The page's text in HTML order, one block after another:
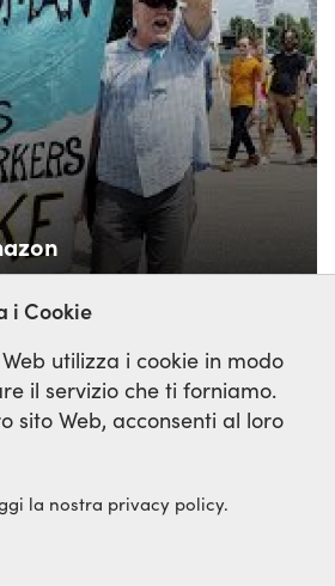
Internazionale
i Cookie
utilizza i cookie in modo
il servizio che ti forniamo.
sito Web, acconsenti al loro
la nostra privacy policy.